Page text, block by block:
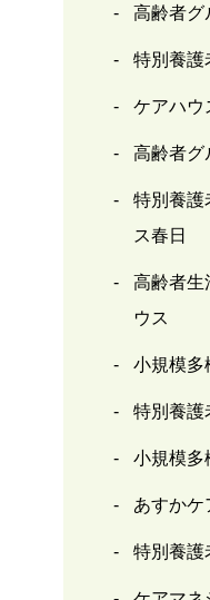
高齢者
特別養
ケアハ
高齢者
特別養
ス春日
高齢者
ウス
小規模
特別養護
小規模
あすかケ
特別養